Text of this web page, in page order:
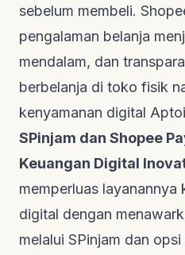
sebelum membeli.
pengalaman belanja
mendalam, dan
berbelanja di toko fisik
kenyamanan digital
SPinjam dan Shopee
Keuangan Digital
memperluas layanannya
digital dengan
melalui SPinjam dan